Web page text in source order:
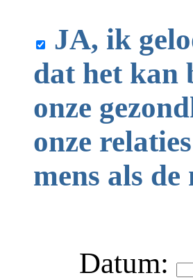
JA, ik
dat het kan
onze
onze
mens als
Datum: